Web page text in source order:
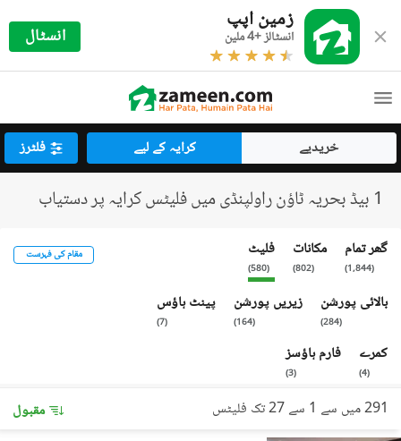
زمین اپپ
انسٹالز +4 ملین انسٹال
خریدیے کرایہ کے لیے فلٹرز
1 بیڈ بحریہ ٹاؤن راولپنڈی میں فلیٹس کرایہ پر دستیاب
گھر تمام
(
1,844
)
مکانات
(
802
)
فلیٹ
(
580
)
بالائی پورشن
(
284
)
زیریں پورشن
(
164
)
پینٹ ہاؤس
(
7
)
کمرے
(
4
)
فارم ہاؤسز
(
3
)
مقام کی فہرست
291 میں سے 1 سے 27 تک فلیٹس مقبول